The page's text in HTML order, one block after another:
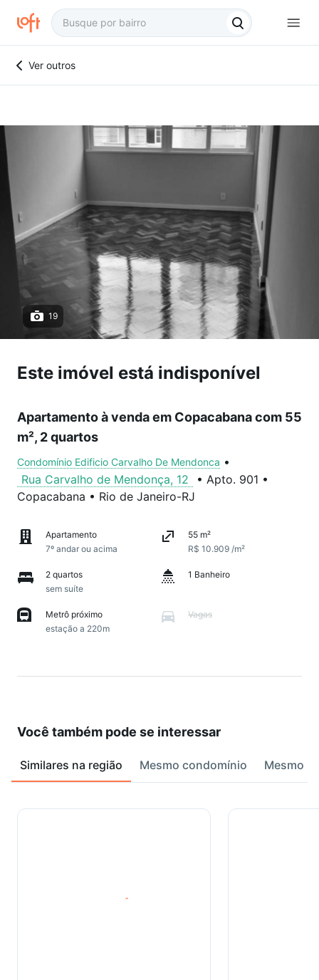
Ver outros
19
Este imóvel está indisponível
Apartamento à venda em Copacabana com 55
m², 2 quartos
Condomínio Edificio Carvalho De Mendonca •
Rua Carvalho de Mendonça, 12
• Apto. 901 •
Copacabana • Rio de Janeiro-RJ
Apartamento
7º andar ou acima
55 m²
R$ 10.909 /m²
2 quartos
sem suíte
1 Banheiro
Metrô próximo
estação a 220m
Vagas
Você também pode se interessar
Similares na região Mesmo condomínio Mesmo